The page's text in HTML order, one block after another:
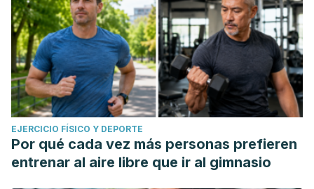
EJERCICIO FÍSICO Y DEPORTE
Por qué cada vez más personas prefieren
entrenar al aire libre que ir al gimnasio